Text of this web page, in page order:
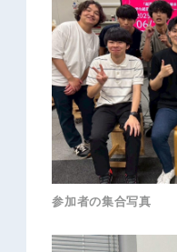
参加者の集合写真